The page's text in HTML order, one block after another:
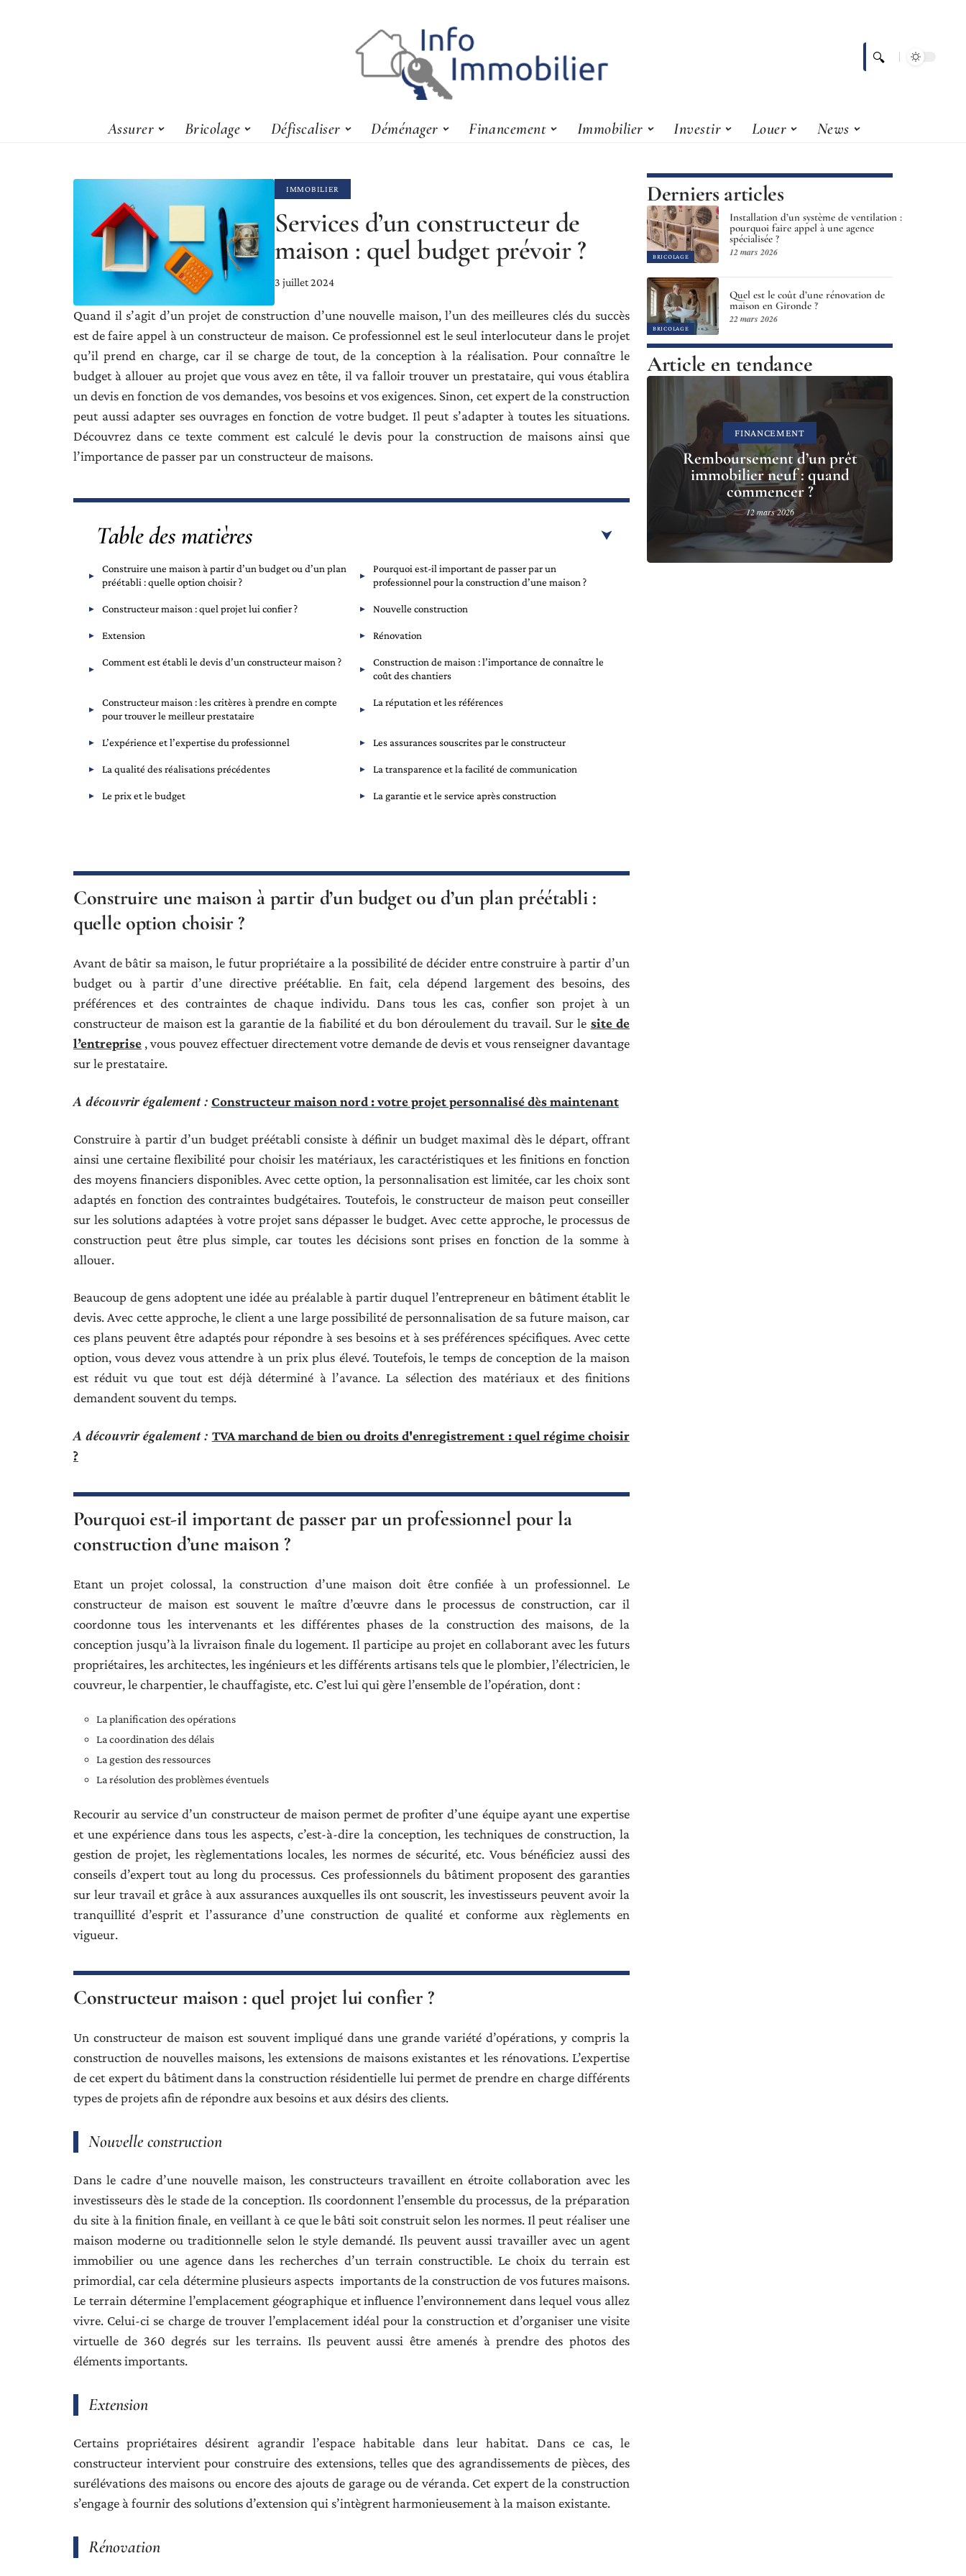
Assurer Bricolage Défiscaliser Déménager Financement Immobilier Investir Louer News
IMMOBILIER
Services d’un constructeur de
maison : quel budget prévoir ?
3 juillet 2024
Quand il s’agit d’un projet de construction d’une nouvelle maison, l’un des meilleures clés du succès
est de faire appel à un constructeur de maison. Ce professionnel est le seul interlocuteur dans le projet
qu’il prend en charge, car il se charge de tout, de la conception à la réalisation. Pour connaître le
budget à allouer au projet que vous avez en tête, il va falloir trouver un prestataire, qui vous établira
un devis en fonction de vos demandes, vos besoins et vos exigences. Sinon, cet expert de la construction
peut aussi adapter ses ouvrages en fonction de votre budget. Il peut s’adapter à toutes les situations.
Découvrez dans ce texte comment est calculé le devis pour la construction de maisons ainsi que
l’importance de passer par un constructeur de maisons.
Table des matières
Construire une maison à partir d’un budget ou d’un plan
préétabli : quelle option choisir ?
Pourquoi est-il important de passer par un
professionnel pour la construction d’une maison ?
Constructeur maison : quel projet lui confier ? Nouvelle construction
Extension Rénovation
Comment est établi le devis d’un constructeur maison ?
Construction de maison : l’importance de connaître le
coût des chantiers
Constructeur maison : les critères à prendre en compte
pour trouver le meilleur prestataire
La réputation et les références
L’expérience et l’expertise du professionnel Les assurances souscrites par le constructeur
La qualité des réalisations précédentes La transparence et la facilité de communication
Le prix et le budget La garantie et le service après construction
Construire une maison à partir d’un budget ou d’un plan préétabli :
quelle option choisir ?
Avant de bâtir sa maison, le futur propriétaire a la possibilité de décider entre construire à partir d’un
budget ou à partir d’une directive préétablie. En fait, cela dépend largement des besoins, des
préférences et des contraintes de chaque individu. Dans tous les cas, confier son projet à un
constructeur de maison est la garantie de la fiabilité et du bon déroulement du travail. Sur le site de
l’entreprise , vous pouvez effectuer directement votre demande de devis et vous renseigner davantage
sur le prestataire.
A découvrir également : Constructeur maison nord : votre projet personnalisé dès maintenant
Construire à partir d’un budget préétabli consiste à définir un budget maximal dès le départ, offrant
ainsi une certaine flexibilité pour choisir les matériaux, les caractéristiques et les finitions en fonction
des moyens financiers disponibles. Avec cette option, la personnalisation est limitée, car les choix sont
adaptés en fonction des contraintes budgétaires. Toutefois, le constructeur de maison peut conseiller
sur les solutions adaptées à votre projet sans dépasser le budget. Avec cette approche, le processus de
construction peut être plus simple, car toutes les décisions sont prises en fonction de la somme à
allouer.
Beaucoup de gens adoptent une idée au préalable à partir duquel l’entrepreneur en bâtiment établit le
devis. Avec cette approche, le client a une large possibilité de personnalisation de sa future maison, car
ces plans peuvent être adaptés pour répondre à ses besoins et à ses préférences spécifiques. Avec cette
option, vous devez vous attendre à un prix plus élevé. Toutefois, le temps de conception de la maison
est réduit vu que tout est déjà déterminé à l’avance. La sélection des matériaux et des finitions
demandent souvent du temps.
A découvrir également : TVA marchand de bien ou droits d'enregistrement : quel régime choisir
?
Pourquoi est-il important de passer par un professionnel pour la
construction d’une maison ?
Etant un projet colossal, la construction d’une maison doit être confiée à un professionnel. Le
constructeur de maison est souvent le maître d’œuvre dans le processus de construction, car il
coordonne tous les intervenants et les différentes phases de la construction des maisons, de la
conception jusqu’à la livraison finale du logement. Il participe au projet en collaborant avec les futurs
propriétaires, les architectes, les ingénieurs et les différents artisans tels que le plombier, l’électricien, le
couvreur, le charpentier, le chauffagiste, etc. C’est lui qui gère l’ensemble de l’opération, dont :
La planification des opérations
La coordination des délais
La gestion des ressources
La résolution des problèmes éventuels
Recourir au service d’un constructeur de maison permet de profiter d’une équipe ayant une expertise
et une expérience dans tous les aspects, c’est-à-dire la conception, les techniques de construction, la
gestion de projet, les règlementations locales, les normes de sécurité, etc. Vous bénéficiez aussi des
conseils d’expert tout au long du processus. Ces professionnels du bâtiment proposent des garanties
sur leur travail et grâce à aux assurances auxquelles ils ont souscrit, les investisseurs peuvent avoir la
tranquillité d’esprit et l’assurance d’une construction de qualité et conforme aux règlements en
vigueur.
Constructeur maison : quel projet lui confier ?
Un constructeur de maison est souvent impliqué dans une grande variété d’opérations, y compris la
construction de nouvelles maisons, les extensions de maisons existantes et les rénovations. L’expertise
de cet expert du bâtiment dans la construction résidentielle lui permet de prendre en charge différents
types de projets afin de répondre aux besoins et aux désirs des clients.
Nouvelle construction
Dans le cadre d’une nouvelle maison, les constructeurs travaillent en étroite collaboration avec les
investisseurs dès le stade de la conception. Ils coordonnent l’ensemble du processus, de la préparation
du site à la finition finale, en veillant à ce que le bâti soit construit selon les normes. Il peut réaliser une
maison moderne ou traditionnelle selon le style demandé. Ils peuvent aussi travailler avec un agent
immobilier ou une agence dans les recherches d’un terrain constructible. Le choix du terrain est
primordial, car cela détermine plusieurs aspects importants de la construction de vos futures maisons.
Le terrain détermine l’emplacement géographique et influence l’environnement dans lequel vous allez
vivre. Celui-ci se charge de trouver l’emplacement idéal pour la construction et d’organiser une visite
virtuelle de 360 degrés sur les terrains. Ils peuvent aussi être amenés à prendre des photos des
éléments importants.
Extension
Certains propriétaires désirent agrandir l’espace habitable dans leur habitat. Dans ce cas, le
constructeur intervient pour construire des extensions, telles que des agrandissements de pièces, des
surélévations des maisons ou encore des ajouts de garage ou de véranda. Cet expert de la construction
s’engage à fournir des solutions d’extension qui s’intègrent harmonieusement à la maison existante.
Rénovation
Derniers articles
BRICOLAGE
Installation d’un système de ventilation :
pourquoi faire appel à une agence
spécialisée ?
12 mars 2026
BRICOLAGE
Quel est le coût d’une rénovation de
maison en Gironde ?
22 mars 2026
Article en tendance
FINANCEMENT
Remboursement d’un prêt
immobilier neuf : quand
commencer ?
12 mars 2026